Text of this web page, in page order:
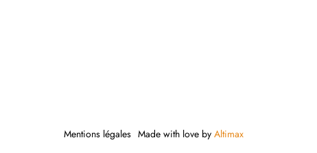
Mentions légales Made with love by Altimax